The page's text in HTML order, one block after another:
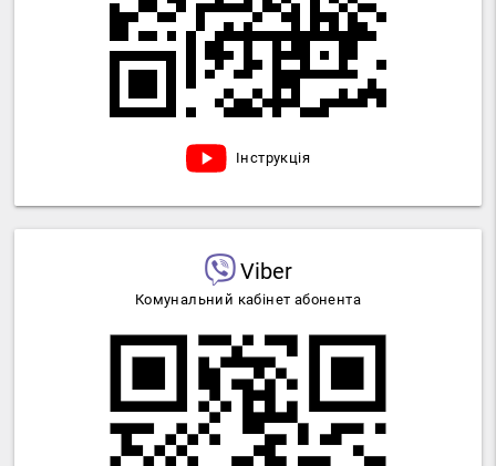
Інструкція
Viber
Комунальний кабінет абонента